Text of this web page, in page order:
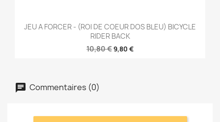
JEU A FORCER - (ROI DE COEUR DOS BLEU) BICYCLE
RIDER BACK
10,80 €9,80 €
Commentaires (0)